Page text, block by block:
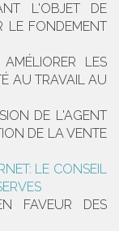
L'OBJET DE
LE FONDEMENT
LES
AU TRAVAIL AU
DE L'AGENT
DE LA VENTE
LE CONSEIL
FAVEUR DES